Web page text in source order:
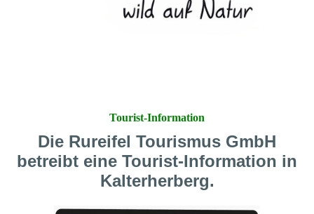
Tourist-Information
Die Rureifel Tourismus GmbH
betreibt eine Tourist-Information in
Kalterherberg.